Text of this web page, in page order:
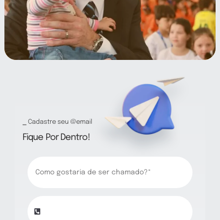
Prestação de Contas
Agenda
⎯ Cadastre seu @email
Fique Por Dentro!